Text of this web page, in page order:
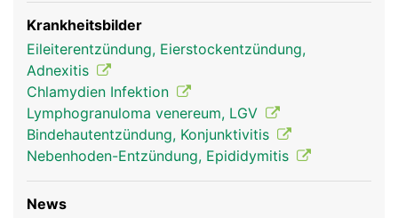
Krankheitsbilder
Eileiterentzündung, Eierstockentzündung,
Adnexitis
Chlamydien Infektion
Lymphogranuloma venereum, LGV
Bindehautentzündung, Konjunktivitis
Nebenhoden-Entzündung, Epididymitis
News